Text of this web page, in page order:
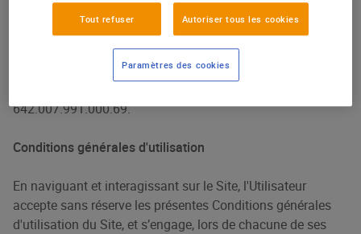
www.mouvement.leclerc
" a été réalisé par ARNEO,
situé 37-41 rue Fernand Pelloutier 92100 Boulogne et est
hébergé chez S.C. Galec, 26 Quai Marcel Boyer, 94200 Ivry-
sur-Seine, immatriculé au Registre du Commerce et des
642.007.991.000.69.
Conditions générales d'utilisation
En naviguant et interagissant sur le Site, l'Utilisateur
accepte sans réserve les présentes Conditions générales
d'utilisation du Site, et s’engage, lors de chacune de ses
Tout refuser Autoriser tous les cookies
Paramètres des cookies